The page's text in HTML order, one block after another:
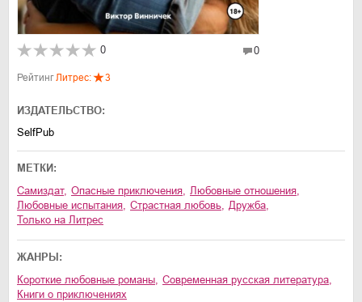
0 0
РейтингЛитрес: 3
ИЗДАТЕЛЬСТВО:
SelfPub
МЕТКИ:
Самиздат, опасные приключения, любовные отношения,
любовные испытания, страстная любовь, дружба,
только на Литрес
ЖАНРЫ:
короткие любовные романы, современная русская литература,
книги о приключениях